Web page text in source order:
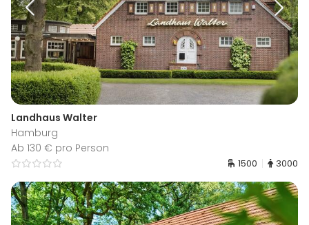
Landhaus Walter
Hamburg
Ab 130 € pro Person
1500 3000